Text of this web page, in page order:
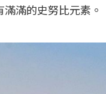
滿的史努比元素。